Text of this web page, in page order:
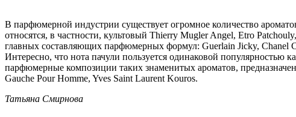
В парфюмерной индустрии существует огромное количество
относятся, в частности, культовый Thierry Mugler Angel, Etro
главных составляющих парфюмерных формул: Guerlain Jicky, Chanel
Интересно, что нота пачули пользуется одинаковой популярностью
парфюмерные композиции таких знаменитых ароматов,
Gauche Pour Homme, Yves Saint Laurent Kouros.
Татьяна Смирнова